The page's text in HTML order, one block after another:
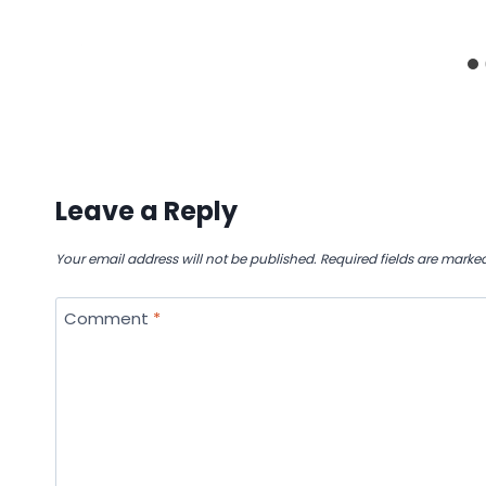
Leave a Reply
Your email address will not be published. Required fields are
Comment *